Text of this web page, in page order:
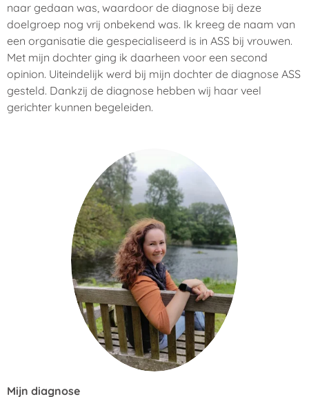
naar gedaan was, waardoor de diagnose bij deze
doelgroep nog vrij onbekend was. Ik kreeg de naam van
een organisatie die gespecialiseerd is in ASS bij vrouwen.
Met mijn dochter ging ik daarheen voor een second
opinion. Uiteindelijk werd bij mijn dochter de diagnose ASS
gesteld. Dankzij de diagnose hebben wij haar veel
gerichter kunnen begeleiden.
Mijn diagnose